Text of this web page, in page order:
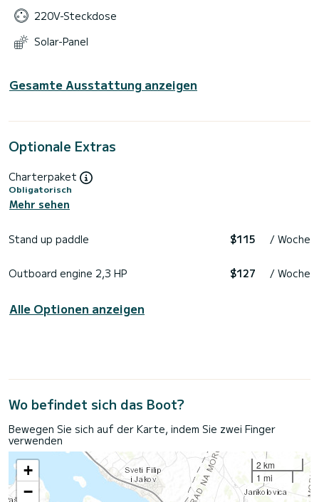
220V-Steckdose
Solar-Panel
Gesamte Ausstattung anzeigen
Optionale Extras
Charterpaket
Obligatorisch
Mehr sehen
Stand up paddle $115 / Woche
Outboard engine 2,3 HP $127 / Woche
Alle Optionen anzeigen
Wo befindet sich das Boot?
Bewegen Sie sich auf der Karte, indem Sie zwei Finger
verwenden
+
−
2 km
1 mi